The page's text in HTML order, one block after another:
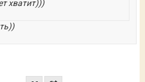
хватит)))